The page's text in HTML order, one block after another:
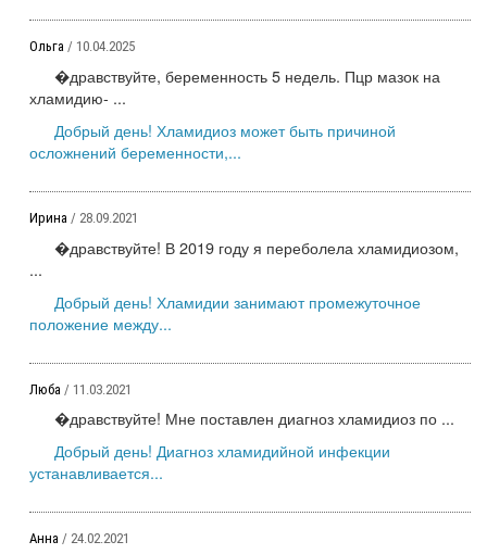
Ольга / 10.04.2025
�дравствуйте, беременность 5 недель. Пцр мазок на
хламидию- ...
Добрый день! Хламидиоз может быть причиной
осложнений беременности,...
Ирина / 28.09.2021
�дравствуйте! В 2019 году я переболела хламидиозом,
...
Добрый день! Хламидии занимают промежуточное
положение между...
Люба / 11.03.2021
�дравствуйте! Мне поставлен диагноз хламидиоз по ...
Добрый день! Диагноз хламидийной инфекции
устанавливается...
Анна / 24.02.2021